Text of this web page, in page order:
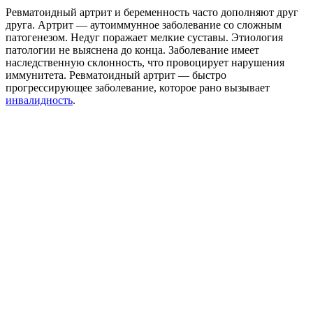
Ревматоидный артрит и беременность часто дополняют друг
друга. Артрит — аутоиммунное заболевание со сложным
патогенезом. Недуг поражает мелкие суставы. Этиология
патологии не выяснена до конца. Заболевание имеет
наследственную склонность, что провоцирует нарушения
иммунитета. Ревматоидный артрит — быстро
прогрессирующее заболевание, которое рано вызывает
инвалидность.